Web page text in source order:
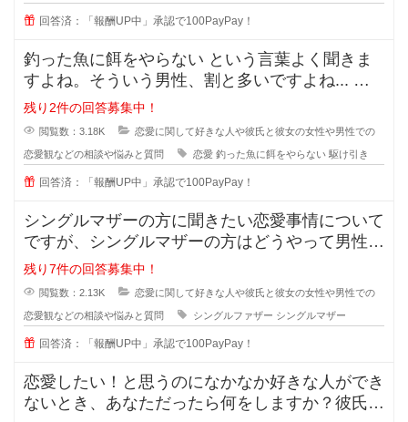
回答済：「報酬UP中」承認で100PayPay！
釣った魚に餌をやらない という言葉よく聞きま
すよね。そういう男性、割と多いですよね... な
ぜ付き合った途端に覚めたよう
残り2件の回答募集中！
閲覧数：3.18K 恋愛に関して好きな人や彼氏と彼女の女性や男性での
恋愛観などの相談や悩みと質問 恋愛 釣った魚に餌をやらない 駆け引き
回答済：「報酬UP中」承認で100PayPay！
シングルマザーの方に聞きたい恋愛事情について
ですが、シングルマザーの方はどうやって男性と
会う時間を作っているのでしょうか
残り7件の回答募集中！
閲覧数：2.13K 恋愛に関して好きな人や彼氏と彼女の女性や男性での
恋愛観などの相談や悩みと質問 シングルファザー シングルマザー
回答済：「報酬UP中」承認で100PayPay！
恋愛したい！と思うのになかなか好きな人ができ
ないとき、あなただったら何をしますか？彼氏が